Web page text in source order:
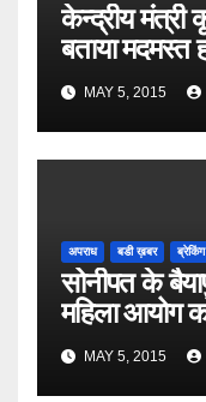
केन्द्रीय मंत्री
बताया मदमस्त
MAY 5, 2015
अपराध बडी ख़बर
सोनीपत के
महिला आयोग
MAY 5, 2015